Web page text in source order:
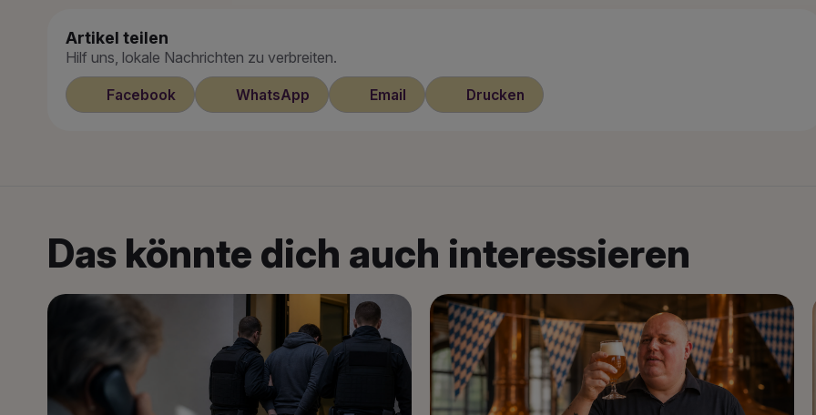
Artikel teilen
Hilf uns, lokale Nachrichten zu verbreiten.
Facebook WhatsApp Email Drucken
Das könnte dich auch interessieren